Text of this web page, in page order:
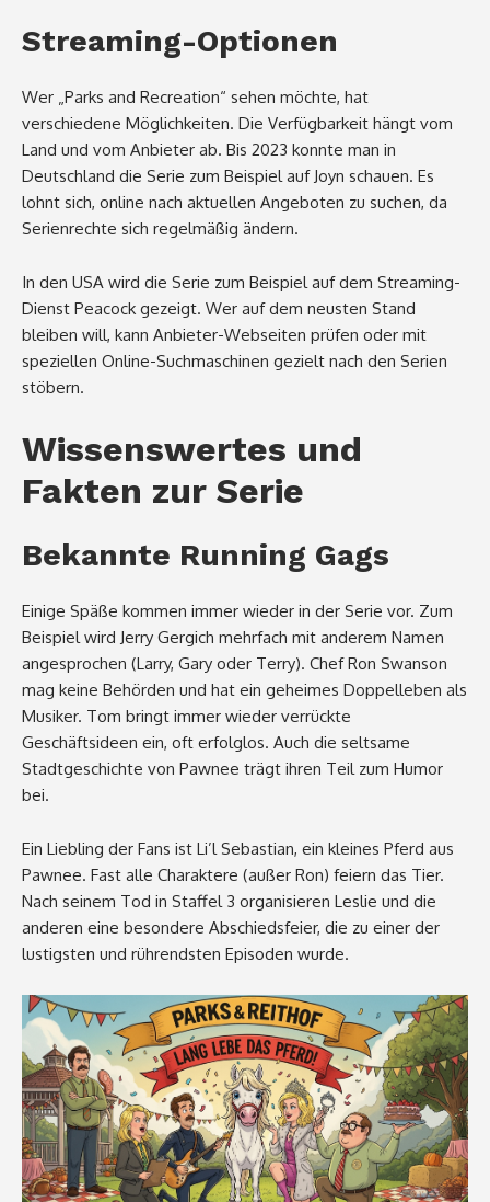
Streaming-Optionen
Wer „Parks and Recreation“ sehen möchte, hat
verschiedene Möglichkeiten. Die Verfügbarkeit hängt vom
Land und vom Anbieter ab. Bis 2023 konnte man in
Deutschland die Serie zum Beispiel auf Joyn schauen. Es
lohnt sich, online nach aktuellen Angeboten zu suchen, da
Serienrechte sich regelmäßig ändern.
In den USA wird die Serie zum Beispiel auf dem Streaming-
Dienst Peacock gezeigt. Wer auf dem neusten Stand
bleiben will, kann Anbieter-Webseiten prüfen oder mit
speziellen Online-Suchmaschinen gezielt nach den Serien
stöbern.
Wissenswertes und
Fakten zur Serie
Bekannte Running Gags
Einige Späße kommen immer wieder in der Serie vor. Zum
Beispiel wird Jerry Gergich mehrfach mit anderem Namen
angesprochen (Larry, Gary oder Terry). Chef Ron Swanson
mag keine Behörden und hat ein geheimes Doppelleben als
Musiker. Tom bringt immer wieder verrückte
Geschäftsideen ein, oft erfolglos. Auch die seltsame
Stadtgeschichte von Pawnee trägt ihren Teil zum Humor
bei.
Ein Liebling der Fans ist Li’l Sebastian, ein kleines Pferd aus
Pawnee. Fast alle Charaktere (außer Ron) feiern das Tier.
Nach seinem Tod in Staffel 3 organisieren Leslie und die
anderen eine besondere Abschiedsfeier, die zu einer der
lustigsten und rührendsten Episoden wurde.